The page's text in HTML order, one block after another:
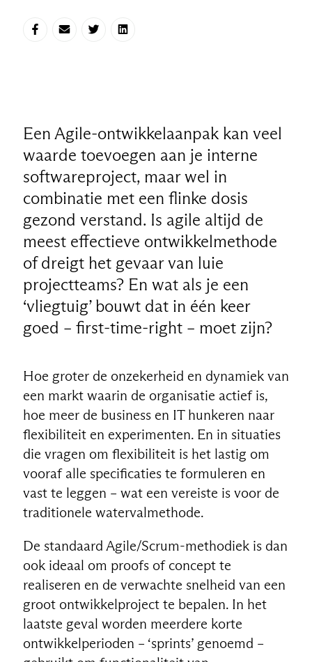
Een Agile-ontwikkelaanpak kan veel
waarde toevoegen aan je interne
softwareproject, maar wel in
combinatie met een flinke dosis
gezond verstand. Is agile altijd de
meest effectieve ontwikkelmethode
of dreigt het gevaar van luie
projectteams? En wat als je een
‘vliegtuig’ bouwt dat in één keer
goed – first-time-right – moet zijn?
Hoe groter de onzekerheid en dynamiek van
een markt waarin de organisatie actief is,
hoe meer de business en IT hunkeren naar
flexibiliteit en experimenten. En in situaties
die vragen om flexibiliteit is het lastig om
vooraf alle specificaties te formuleren en
vast te leggen – wat een vereiste is voor de
traditionele watervalmethode.
De standaard Agile/Scrum-methodiek is dan
ook ideaal om proofs of concept te
realiseren en de verwachte snelheid van een
groot ontwikkelproject te bepalen. In het
laatste geval worden meerdere korte
ontwikkelperioden – ‘sprints’ genoemd –